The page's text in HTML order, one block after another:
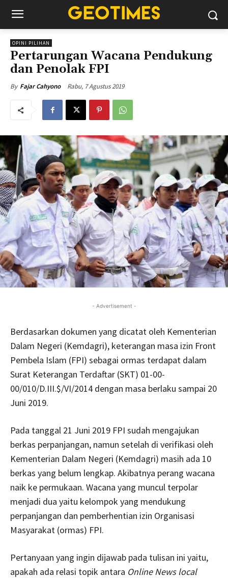
OPINI PILIHAN
Pertarungan Wacana Pendukung
dan Penolak FPI
By Fajar Cahyono Rabu, 7 Agustus 2019
- Advertisement -
Berdasarkan dokumen yang dicatat oleh Kementerian
Dalam Negeri (Kemdagri), keterangan masa izin Front
Pembela Islam (FPI) sebagai ormas terdapat dalam
Surat Keterangan Terdaftar (SKT) 01-00-
00/010/D.III.$/VI/2014 dengan masa berlaku sampai 20
Juni 2019.
Pada tanggal 21 Juni 2019 FPI sudah mengajukan
berkas perpanjangan, namun setelah di verifikasi oleh
Kementerian Dalam Negeri (Kemdagri) masih ada 10
berkas yang belum lengkap. Akibatnya perang wacana
naik ke permukaan. Wacana yang muncul terpolar
menjadi dua yaitu kelompok yang mendukung
perpanjangan dan pemberhentian izin Organisasi
Masyarakat (ormas) FPI.
Pertanyaan yang ingin dijawab pada tulisan ini yaitu,
apakah ada relasi topik antara Online News local